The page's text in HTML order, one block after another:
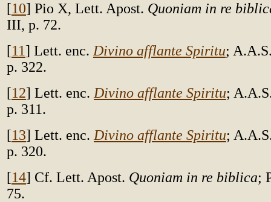
[10] Pio X, Lett. Apost. Quoniam in re
III, p. 72.
[11] Lett. enc. Divino afflante Spiritu;
p. 322.
[12] Lett. enc. Divino afflante Spiritu;
p. 311.
[13] Lett. enc. Divino afflante Spiritu;
p. 320.
[14] Cf. Lett. Apost. Quoniam in re biblica;
75.